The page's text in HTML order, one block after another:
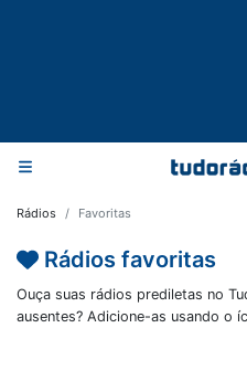
Rádios Favoritas
Rádios favoritas
Ouça suas rádios prediletas no
ausentes? Adicione-as usando o